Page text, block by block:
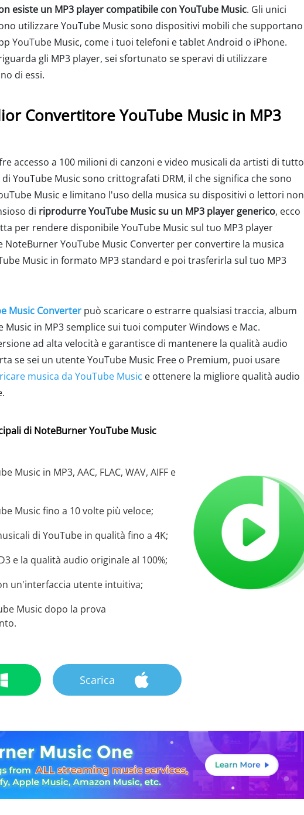
esiste un MP3 player compatibile con YouTube Music. Gli unici
utilizzare YouTube Music sono dispositivi mobili che supportano
YouTube Music, come i tuoi telefoni e tablet Android o iPhone.
gli MP3 player, sei sfortunato se speravi di utilizzare
di essi.
Convertitore YouTube Music in MP3
accesso a 100 milioni di canzoni e video musicali da artisti di tutto
YouTube Music sono crittografati DRM, il che significa che sono
Music e limitano l'uso della musica su dispositivi o lettori non
di riprodurre YouTube Music su un MP3 player generico, ecco
per rendere disponibile YouTube Music sul tuo MP3 player
NoteBurner YouTube Music Converter per convertire la musica
Music in formato MP3 standard e poi trasferirla sul tuo MP3
Music Converter può scaricare o estrarre qualsiasi traccia, album
Music in MP3 semplice sui tuoi computer Windows e Mac.
ad alta velocità e garantisce di mantenere la qualità audio
se sei un utente YouTube Music Free o Premium, puoi usare
musica da YouTube Music e ottenere la migliore qualità audio
di NoteBurner YouTube Music
Music in MP3, AAC, FLAC, WAV, AIFF e
Music fino a 10 volte più veloce;
di YouTube in qualità fino a 4K;
e la qualità audio originale al 100%;
un'interfaccia utente intuitiva;
Music dopo la prova
Scarica